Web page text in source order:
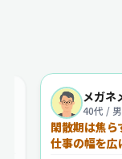
メガネ
40代 /
閑散期は焦
仕事の幅を広